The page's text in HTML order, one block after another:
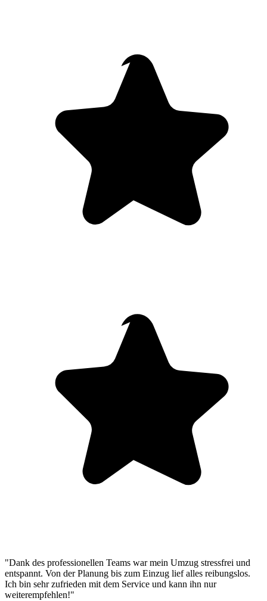
"Dank des professionellen Teams war mein Umzug stressfrei und
entspannt. Von der Planung bis zum Einzug lief alles reibungslos.
Ich bin sehr zufrieden mit dem Service und kann ihn nur
weiterempfehlen!"